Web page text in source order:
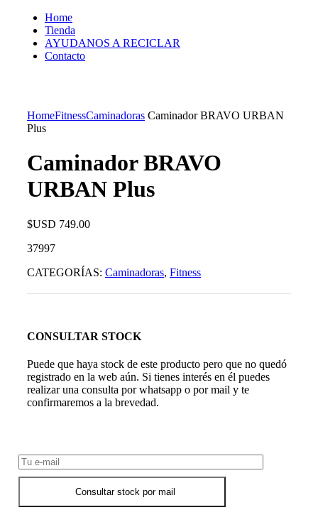
Home
Tienda
AYUDANOS A RECICLAR
Contacto
HomeFitnessCaminadoras Caminador BRAVO URBAN
Plus
Caminador BRAVO
URBAN Plus
$USD 749.00
37997
CATEGORÍAS: Caminadoras, Fitness
CONSULTAR STOCK
Puede que haya stock de este producto pero que no quedó
registrado en la web aún. Si tienes interés en él puedes
realizar una consulta por whatsapp o por mail y te
confirmaremos a la brevedad.
Consultar stock por mail